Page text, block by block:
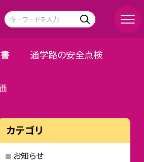
通学路の安全点検
カテゴリ
お知らせ